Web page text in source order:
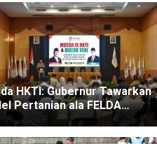
Targetka
n
Kenaikan
Nilai
Tukar
Nelayan
Putri Ayu
Wulandari
Promosi
ke Kulon
Progo
HKTI: Gubernur Tawarkan
Pertanian ala FELDA